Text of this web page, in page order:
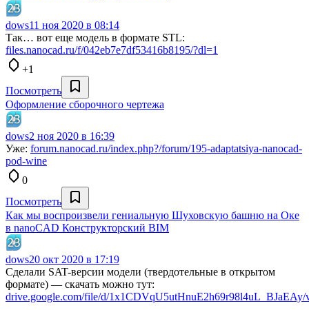
dows11 ноя 2020 в 08:14
Так… вот еще модель в формате STL:
files.nanocad.ru/f/042eb7e7df53416b8195/?dl=1
+1
Посмотреть
Оформление сборочного чертежа
dows2 ноя 2020 в 16:39
Уже: forum.nanocad.ru/index.php?/forum/195-adaptatsiya-nanocad-
pod-wine
0
Посмотреть
Как мы воспроизвели гениальную Шуховскую башню на Оке
в nanoCAD Конструкторский BIM
dows20 окт 2020 в 17:19
Сделали SAT-версии модели (твердотельные в открытом
формате) — скачать можно тут:
drive.google.com/file/d/1x1CDVqU5utHnuE2h69r98l4uL_BJaEAy/